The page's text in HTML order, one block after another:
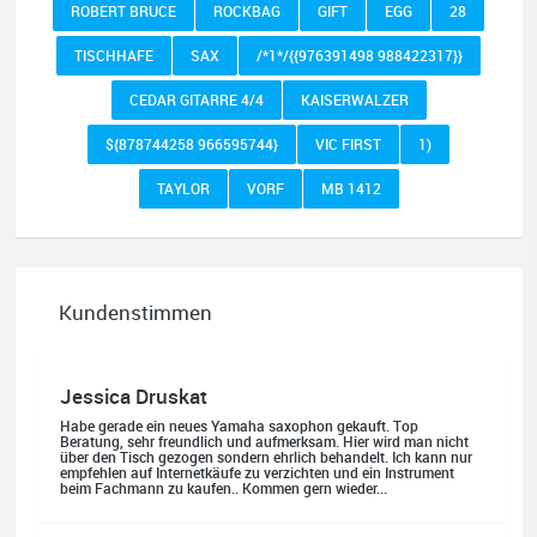
ROBERT BRUCE ROCKBAG GIFT EGG 28
TISCHHAFE SAX /*1*/{{976391498 988422317}}
CEDAR GITARRE 4/4 KAISERWALZER
${878744258 966595744} VIC FIRST 1)
TAYLOR VORF MB 1412
Kundenstimmen
Jessica Druskat
Beratung, sehr freundlich und aufmerksam. Hier wird man nicht
über den Tisch gezogen sondern ehrlich behandelt. Ich kann nur
empfehlen auf Internetkäufe zu verzichten und ein Instrument
beim Fachmann zu kaufen.. Kommen gern wieder...